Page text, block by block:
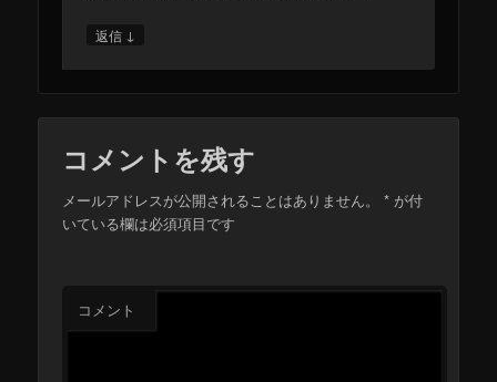
返信 ↓
コメントを残す
メールアドレスが公開されることはありません。 * が付
いている欄は必須項目です
コメント